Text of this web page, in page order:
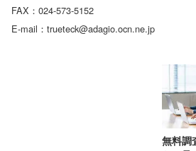
FAX：024-573-5152
E-mail：trueteck@adagio.ocn.ne.jp
無料調